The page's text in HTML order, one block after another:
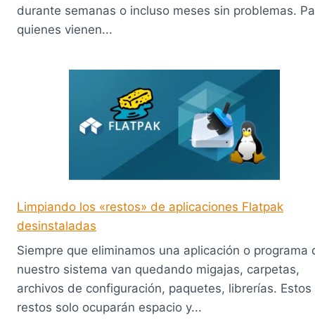
durante semanas o incluso meses sin problemas.
quienes vienen...
Limpiando los «restos» de aplicaciones Flatpak
desinstaladas
Siempre que eliminamos una aplicación o programa
nuestro sistema van quedando migajas, carpetas,
archivos de configuración, paquetes, librerías. Estos
restos solo ocuparán espacio y...